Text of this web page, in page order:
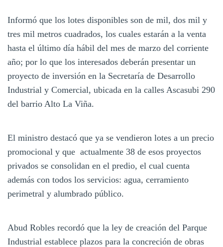
Informó que los lotes disponibles son de mil, dos mil y
tres mil metros cuadrados, los cuales estarán a la venta
hasta el último día hábil del mes de marzo del corriente
año; por lo que los interesados deberán presentar un
proyecto de inversión en la Secretaría de Desarrollo
Industrial y Comercial, ubicada en la calles Ascasubi 290
del barrio Alto La Viña.
El ministro destacó que ya se vendieron lotes a un precio
promocional y que actualmente 38 de esos proyectos
privados se consolidan en el predio, el cual cuenta
además con todos los servicios: agua, cerramiento
perimetral y alumbrado público.
Abud Robles recordó que la ley de creación del Parque
Industrial establece plazos para la concreción de obras